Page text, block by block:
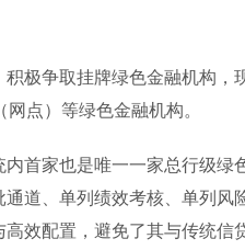
争取挂牌绿色金融机构，
点）等绿色金融机构。
家也是唯一一家总行级绿
道、单列绩效考核、单列
效配置，避免了其与传统信